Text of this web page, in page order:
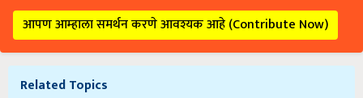
आपण आम्हाला समर्थन करणे आवश्यक आहे (Contribute Now)
Related Topics